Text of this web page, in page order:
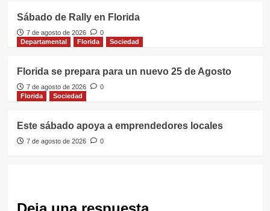
Sábado de Rally en Florida
7 de agosto de 2026
0
Departamental
Florida Sociedad
Florida se prepara para un nuevo 25 de Agosto
7 de agosto de 2026
0
Florida
Sociedad
Este sábado apoya a emprendedores locales
7 de agosto de 2026 0